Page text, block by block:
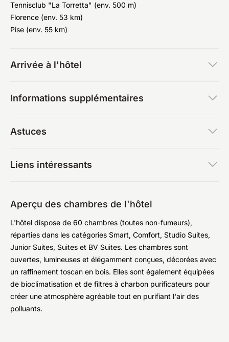
Tennisclub "La Torretta" (env. 500 m)
Florence (env. 53 km)
Pise (env. 55 km)
Arrivée à l'hôtel
Informations supplémentaires
Astuces
Liens intéressants
Aperçu des chambres de l'hôtel
L'hôtel dispose de 60 chambres (toutes non-fumeurs),
réparties dans les catégories Smart, Comfort, Studio Suites,
Junior Suites, Suites et BV Suites. Les chambres sont
ouvertes, lumineuses et élégamment conçues, décorées avec
un raffinement toscan en bois. Elles sont également équipées
de bioclimatisation et de filtres à charbon purificateurs pour
créer une atmosphère agréable tout en purifiant l'air des
polluants.